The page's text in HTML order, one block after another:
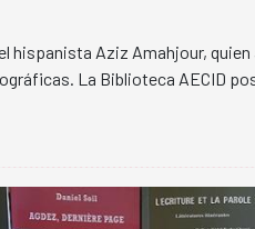
hispanista Aziz Amahjour, quien
La Biblioteca AECID